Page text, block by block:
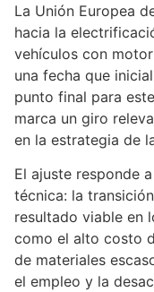
La Unión Europea
hacia la
vehículos con
una fecha que
punto final para
marca un giro
en la estrategia de
El ajuste responde
técnica: la
resultado viable en
como el alto costo
de materiales
el empleo y la